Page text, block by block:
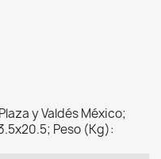
y Valdés México;
Peso (Kg):